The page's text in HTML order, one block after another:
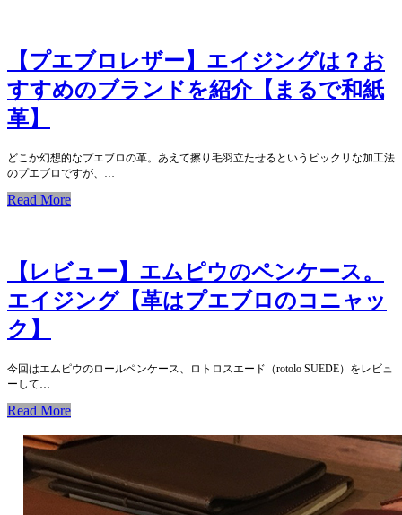
【プエブロレザー】エイジングは？お
すすめのブランドを紹介【まるで和紙
革】
どこか幻想的なプエブロの革。あえて擦り毛羽立たせるというビックリな加工法
のプエブロですが、…
Read More
【レビュー】エムピウのペンケース。
エイジング【革はプエブロのコニャッ
ク】
今回はエムピウのロールペンケース、ロトロスエード（rotolo SUEDE）をレビュ
ーして…
Read More